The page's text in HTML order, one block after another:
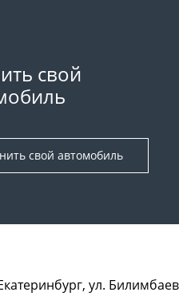
свой
свой автомобиль
ул.